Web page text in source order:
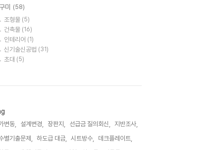
미 (58)
조형물 (5)
건축물 (16)
인테리어 (1)
신기술신공법 (31)
초대 (5)
변동, 설계변경, 장판지, 선급금 질의회신,
지반조사,
별기출문제,
하도급 대금, 시트방수,
데크플레이트,